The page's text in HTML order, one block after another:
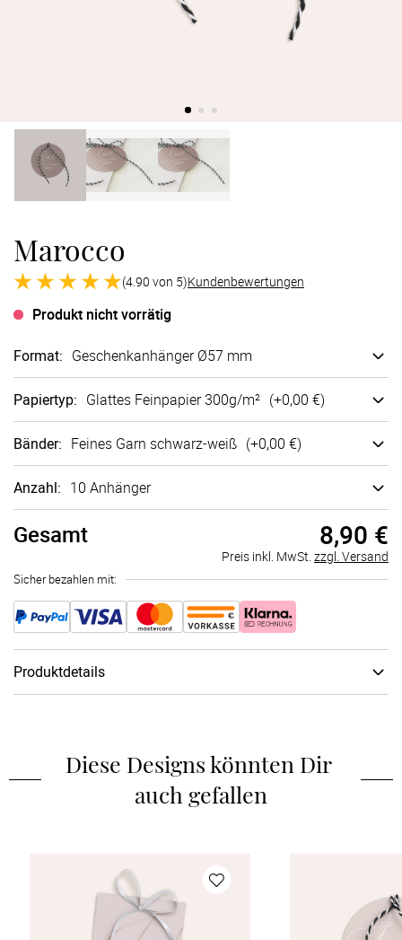
Marocco
(4.90 von 5)Kundenbewertungen
Produkt nicht vorrätig
Format: Geschenk­anhänger Ø57 mm
Papiertyp: Glattes Fein­papier 300g/m² (+0,00 €)
Bänder: Feines Garn schwarz-weiß (+0,00 €)
Anzahl: 10 Anhänger
Gesamt 8,90 €
Preis inkl. MwSt. zzgl. Versand
Sicher bezahlen mit:
Produktdetails
Diese Designs könnten Dir
auch gefallen